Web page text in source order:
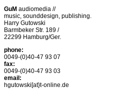
GuM audiomedia //
music, sounddesign, publishing.
Harry Gutowski
Barmbeker Str. 189 /
22299 Hamburg/Ger.
phone:
0049-(0)40-47 93 07
fax:
0049-(0)40-47 93 03
email:
hgutowski[at}t-online.de